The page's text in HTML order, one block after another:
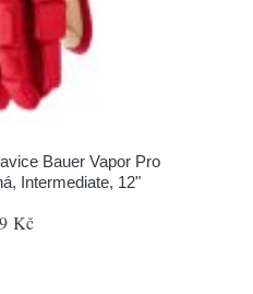
Bauer Vapor Pro
Intermediate, 12"
Kč